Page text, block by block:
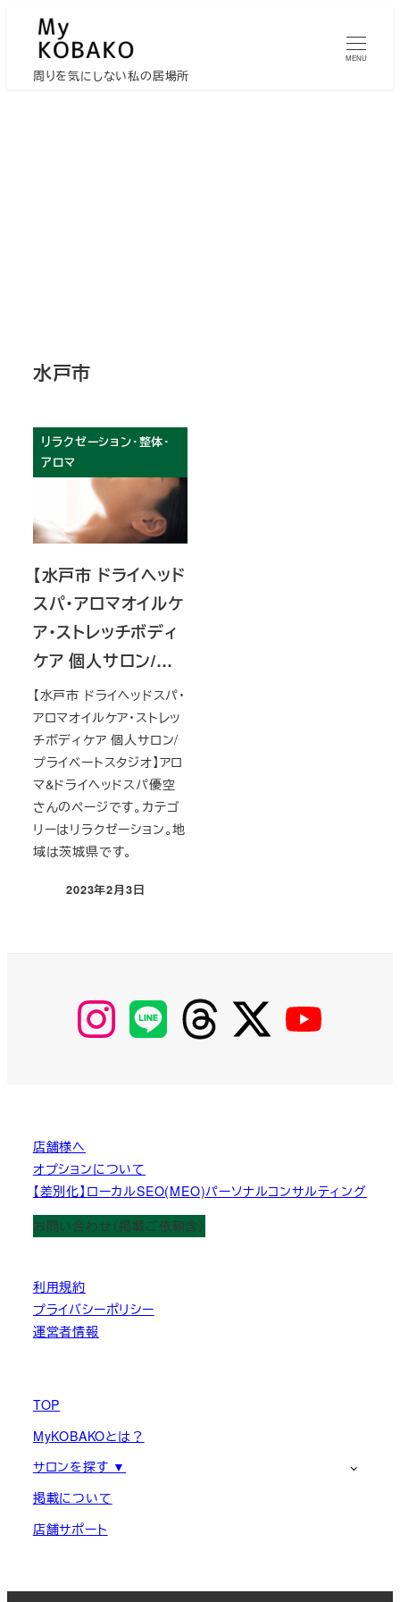
周りを気にしない私の居場所
MENU
水戸市
リラクゼーション・整体・
アロマ
【水戸市 ドライヘッド
スパ・アロマオイルケ
ア・ストレッチボディ
ケア 個人サロン/…
【水戸市 ドライヘッドスパ・
アロマオイルケア・ストレッ
チボディケア 個人サロン/
プライベートスタジオ】アロ
マ&ドライヘッドスパ優空
さんのページです。カテゴ
リーはリラクゼーション。地
域は茨城県です。
投稿日
2023年2月3日
【Instagram】
MyKOBAKO
【LINE】 【threads】 【Twitter】
店舗様へ
オプションについて
【差別化】ローカルSEO(MEO)パーソナルコンサルティング
お問い合わせ（掲載ご依頼含）
利用規約
プライバシーポリシー
運営者情報
TOP
MyKOBAKOとは？
サロンを探す ▼
掲載について
店舗サポート